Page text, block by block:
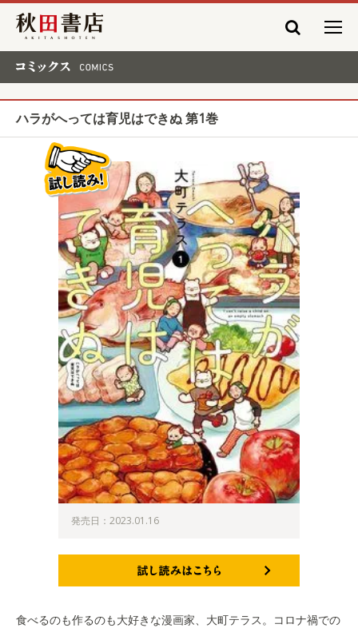
秋田書店
ハラがへっては育児はできぬ 第1巻
発売日：2023.01.16
食べるのも作るのも大好きな漫画家、大町テラス。コロナ禍での